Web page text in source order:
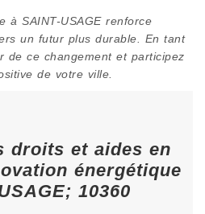
à SAINT-USAGE renforce
un futur plus durable. En tant
de ce changement et participez
de votre ville.
droits et aides en
énergétique
10360